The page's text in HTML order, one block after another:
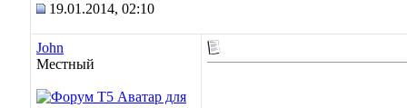
19.01.2014, 02:10
John
Местный